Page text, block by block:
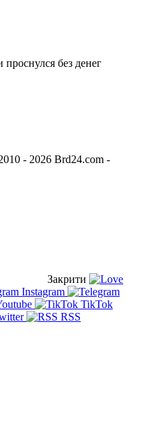
без денег
- 2026 Brd24.com -
Закрити
Instagram
TikTok
RSS